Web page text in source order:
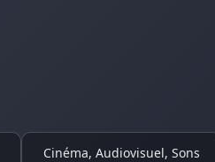
Cinéma, Audiovisuel, Sons